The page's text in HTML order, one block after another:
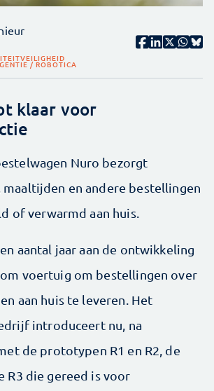
VEILIGHEID
/ ROBOTICA
klaar voor
Nuro bezorgt
maaltijden en andere bestellingen
of verwarmd aan huis.
aantal jaar aan de ontwikkeling
voertuig om bestellingen over
aan huis te leveren. Het
introduceert nu, na
de prototypen R1 en R2, de
R3 die gereed is voor